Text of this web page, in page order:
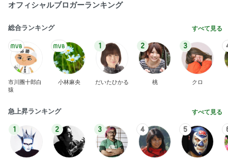
オフィシャルブロガーランキング
総合ランキング すべて見る
市川團十郎白
猿
小林麻央
1
だいたひかる
2
桃
3
クロ
急上昇ランキング すべて見る
1 2 3 4 5